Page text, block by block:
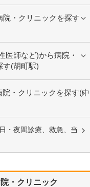
院・クリニックを探す
医師など)から病院・
す(胡町駅)
・クリニックを探す(中
・夜間診療、救急、当
・クリニック